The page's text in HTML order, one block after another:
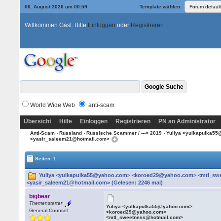
06. August 2026 um 00:59 Template wählen:
Willkommen Gast. Bitte Einloggen oder Registrieren
World Wide Web anti-scam
Übersicht Hilfe Einloggen Registrieren PN an Administrator
Anti-Scam› Russland› Russische Scammer / ---> 2019› Yuliya
<yasir_saleem21@hotmail.com>
Seiten: 1
Yuliya <yulkapulka55@yahoo.com> <koroed29@yahoo.com>
<yasir_saleem21@hotmail.com> (Gelesen: 2246 mal)
bigbear
Themenstarter
General Counsel
Yuliya <yulkapulka55@yahoo.com>
<koroed29@yahoo.com>
<mtl_sweetness@hotmail.com>